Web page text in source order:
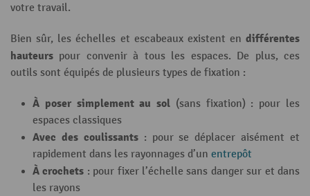
votre travail.
Bien sûr, les échelles et escabeaux existent en différentes
hauteurs pour convenir à tous les espaces. De plus, ces
outils sont équipés de plusieurs types de fixation :
À poser simplement au sol (sans fixation) : pour les
espaces classiques
Avec des coulissants: pour se déplacer aisément et
rapidement dans les rayonnages d’un entrepôt
À crochets : pour fixer l’échelle sans danger sur et dans
les rayons